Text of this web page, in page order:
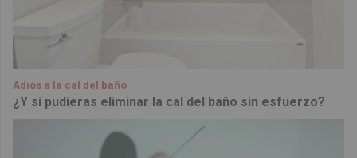
Adiós a la cal del baño
¿Y si pudieras eliminar la cal del baño sin esfuerzo?